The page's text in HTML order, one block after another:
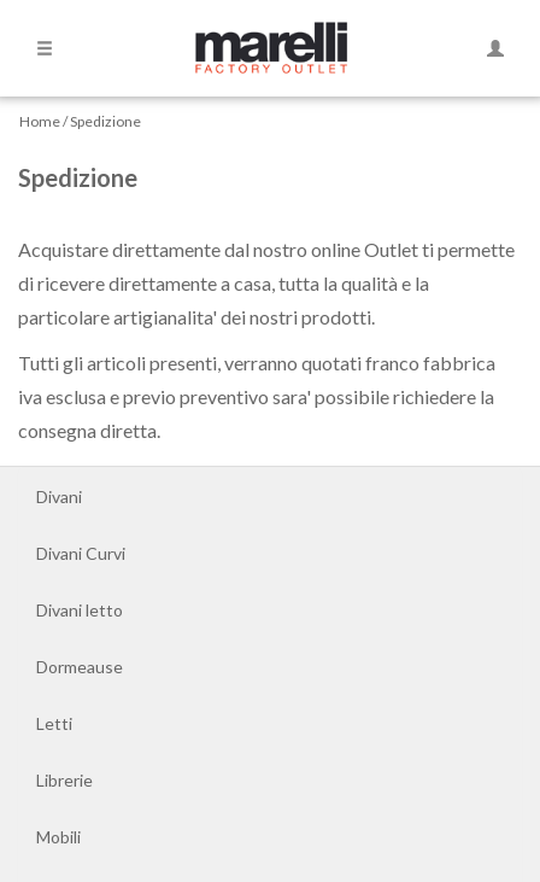
Divani
Divani
Curvi
letto
Dormeause
Letti
e
Poltrone
Side
Home Spedizione
Spedizione
Acquistare direttamente dal nostro online Outlet ti permette
di ricevere direttamente a casa, tutta la qualità e la
particolare artigianalita' dei nostri prodotti.
Tutti gli articoli presenti, verranno quotati franco fabbrica
iva esclusa e previo preventivo sara' possibile richiedere la
consegna diretta.
Divani
Divani Curvi
Divani letto
Dormeause
Letti
Librerie
Mobili